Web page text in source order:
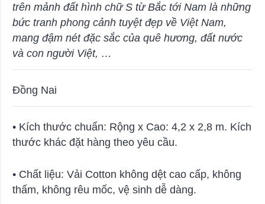
trên mảnh đất hình chữ S từ Bắc tới Nam là những
bức tranh phong cảnh tuyệt đẹp về Việt Nam,
mang đậm nét đặc sắc của quê hương, đất nước
và con người Việt, …
Đồng Nai
• Kích thước chuẩn: Rộng x Cao: 4,2 x 2,8 m. Kích
thước khác đặt hàng theo yêu cầu.
• Chất liệu: Vải Cotton không dệt cao cấp, không
thấm, không rêu mốc, vệ sinh dễ dàng.